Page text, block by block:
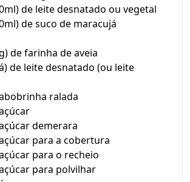
de leite desnatado ou vegetal
de suco de maracujá
de farinha de aveia
de leite desnatado (ou leite
ralada
demerara
para a cobertura
para o recheio
para polvilhar